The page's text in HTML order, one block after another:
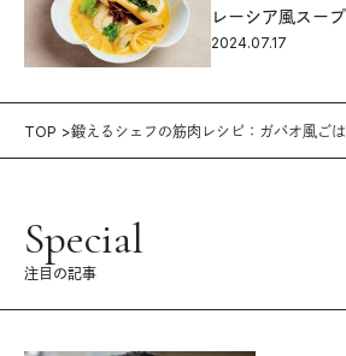
レーシア風スー
2024.07.17
TOP 鍛えるシェフの筋肉レシピ：ガパオ風ご
Special
注目の記事